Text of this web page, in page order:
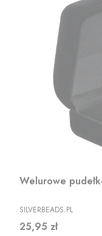
Welurowe
PRODUCENT
SILVERBEADS.PL
Cena
25,95 zł